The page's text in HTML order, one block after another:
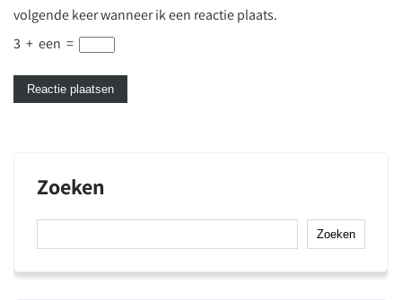
volgende keer wanneer ik een reactie plaats.
3 + een =
Zoeken
Zoeken